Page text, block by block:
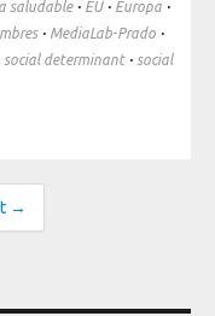
saludable· EU· Europa ·
· MediaLab-Prado ·
social determinant· social
→